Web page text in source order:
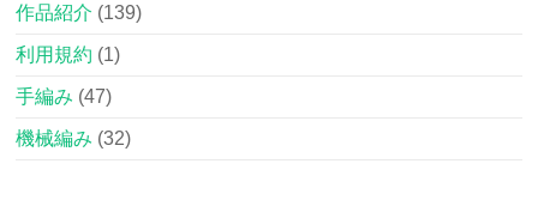
作品紹介 (139)
利用規約 (1)
手編み (47)
機械編み (32)